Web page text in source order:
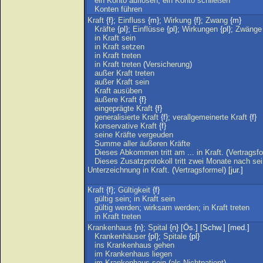
Konten führen
Kraft {f}; Einfluss {m}; Wirkung {f}; Zwang {m}
Kräfte {pl}; Einflüsse {pl}; Wirkungen {pl}; Zwänge
in Kraft sein
in Kraft setzen
in Kraft treten
in Kraft treten (Versicherung)
außer Kraft treten
außer Kraft sein
Kraft ausüben
äußere Kraft {f}
eingeprägte Kraft {f}
generalisierte Kraft {f}; verallgemeinerte Kraft {f}
konservative Kraft {f}
seine Kräfte vergeuden
Summe aller äußeren Kräfte
Dieses Abkommen tritt am ... in Kraft. (
Dieses Zusatzprotokoll tritt zwei Monate nach
Unterzeichnung in Kraft. (Vertragsformel ) [jur.]
Kraft {f}; Gültigkeit {f}
gültig sein; in Kraft sein
gültig werden; wirksam werden; in Kraft treten
in Kraft treten
Krankenhaus {n}; Spital {n} [Ös.] [Schw.] [med.]
Krankenhäuser {pl}; Spitale {pl}
ins Krankenhaus gehen
im Krankenhaus liegen